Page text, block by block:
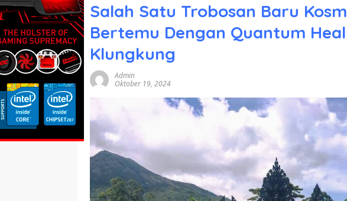
Salah Satu Trobosan Baru
Bertemu Dengan Quantum
Klungkung
Admin
Oktober 19, 2024